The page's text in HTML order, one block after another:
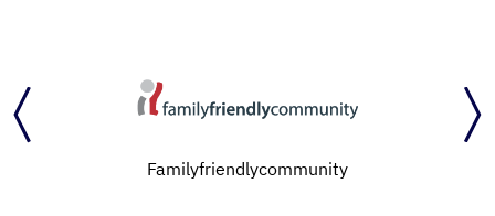
Familyfriendlycommunity